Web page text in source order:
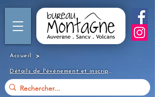
Accueil >
Détails de l'événement et inscription